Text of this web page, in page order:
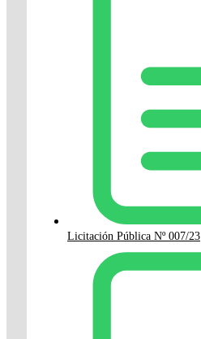
Licitación Pública Nº 007/23